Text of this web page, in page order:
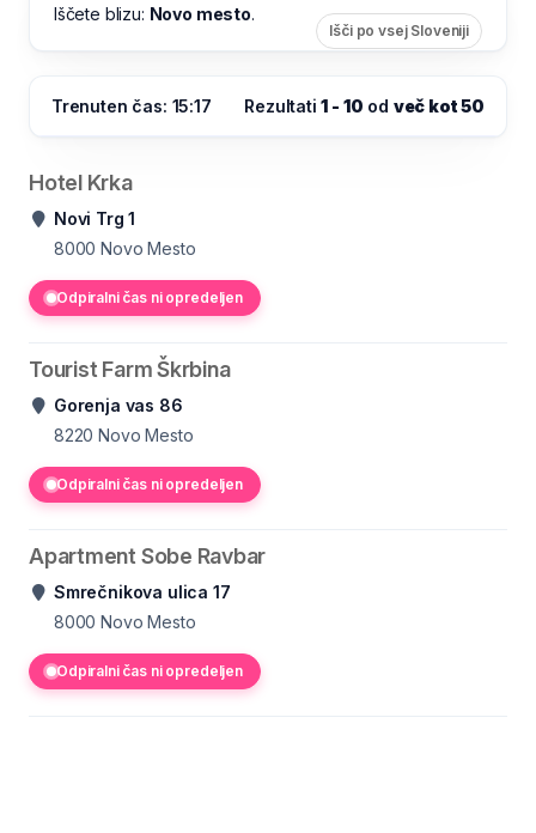
Iščete blizu: Novo mesto.
Išči po vsej Sloveniji
Trenuten čas: 15:17 Rezultati1 - 10 od več kot 50
Hotel Krka
Novi Trg 1
8000 Novo Mesto
Odpiralni čas ni opredeljen
Tourist Farm Škrbina
Gorenja vas 86
8220 Novo Mesto
Odpiralni čas ni opredeljen
Apartment Sobe Ravbar
Smrečnikova ulica 17
8000 Novo Mesto
Odpiralni čas ni opredeljen